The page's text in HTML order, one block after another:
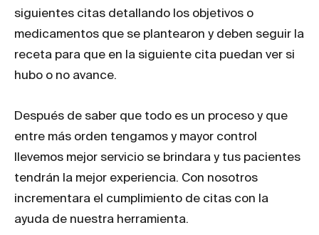
siguientes citas detallando los objetivos o
medicamentos que se plantearon y deben seguir la
receta para que en la siguiente cita puedan ver si
hubo o no avance.
Después de saber que todo es un proceso y que
entre más orden tengamos y mayor control
llevemos mejor servicio se brindara y tus pacientes
tendrán la mejor experiencia. Con nosotros
incrementara el cumplimiento de citas con la
ayuda de nuestra herramienta.